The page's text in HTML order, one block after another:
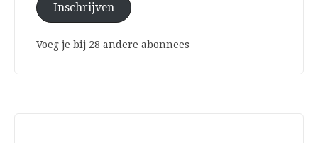
Inschrijven
Voeg je bij 28 andere abonnees